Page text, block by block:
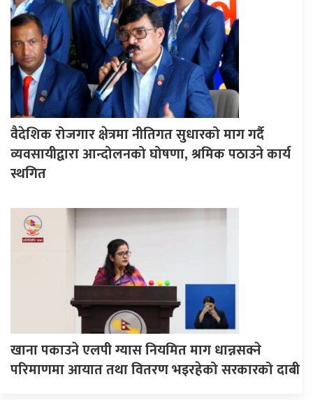
वैदेशिक रोजगार क्षेत्रमा नीतिगत सुधारको माग गर्दै
व्यवसायीद्वारा आन्दोलनको घोषणा, श्रमिक पठाउने कार्य
स्थगित
खाना पकाउने एलपी ग्यास नियमित माग धान्नसक्ने
परिमाणमा आयात तथा वितरण भइरहेको सरकारको दाबी